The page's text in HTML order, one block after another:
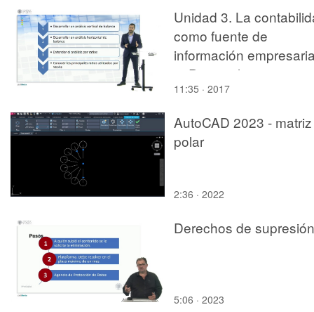
Unidad 3. La
como fuente de
información
3. Principales
herramientas de
11:35 · 2017
AutoCAD 2023 - matriz
polar
2:36 · 2022
Derechos de supresión
5:06 · 2023